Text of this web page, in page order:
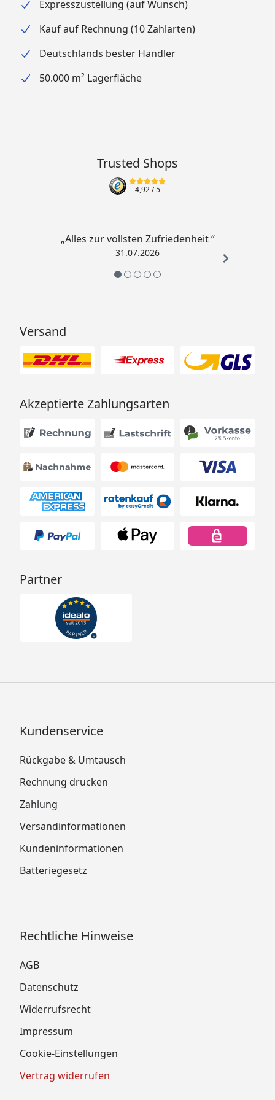
Expresszustellung (auf Wunsch)
Kauf auf Rechnung (10 Zahlarten)
Deutschlands bester Händler
50.000 m² Lagerfläche
Trusted Shops
4,92/ 5
„Alles zur vollsten Zufriedenheit “
31.07.2026
Versand
Akzeptierte Zahlungsarten
Partner
Kundenservice
Rückgabe & Umtausch
Rechnung drucken
Zahlung
Versandinformationen
Kundeninformationen
Batteriegesetz
Rechtliche Hinweise
AGB
Datenschutz
Widerrufsrecht
Impressum
Cookie-Einstellungen
Vertrag widerrufen